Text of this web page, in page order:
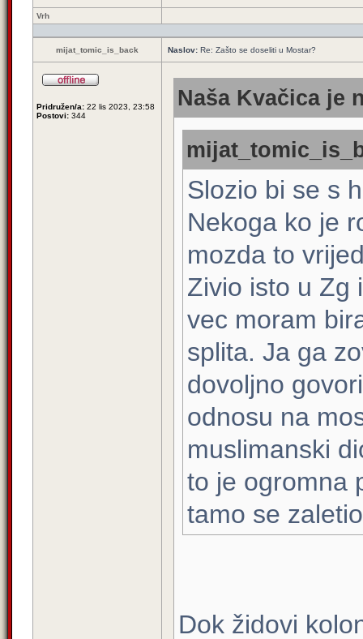
Vrh
mijat_tomic_is_back Naslov: Re: Zašto se doseliti u Mostar?
Pridružen/a: 22 lis 2023, 23:58
Postovi: 344
Naša Kvačica je
Slozio bi se s
Nekoga ko je
mozda to
Zivio isto u Zg
vec moram
splita. Ja ga
dovoljno
odnosu na
muslimanski
to je ogromna
tamo se
Dok židovi